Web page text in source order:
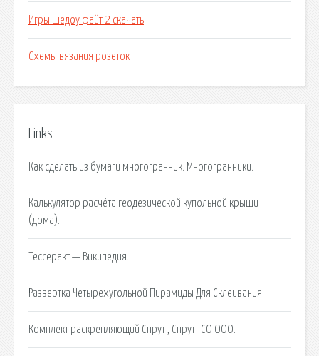
Игры шедоу файт 2 скачать
Схемы вязания розеток
Links
Как сделать из бумаги многогранник. Многогранники.
Калькулятор расчёта геодезической купольной крыши
(дома).
Тессеракт — Википедия.
Развертка Четырехугольной Пирамиды Для Склеивания.
Комплект раскрепляющий Спрут , Спрут -СО ООО.